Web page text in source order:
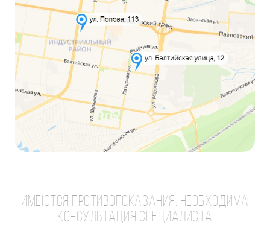
ИМЕЮТСЯ ПРОТИВОПОКАЗАНИЯ. НЕОБХОДИМА
КОНСУЛЬТАЦИЯ СПЕЦИАЛИСТА